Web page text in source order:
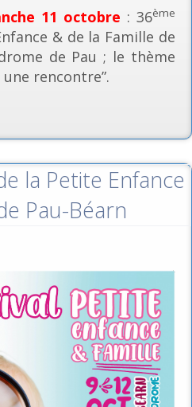
11 octobre : 36ème
& de la Famille de
de Pau ; le thème
rencontre”.
la Petite Enfance
Pau-Béarn